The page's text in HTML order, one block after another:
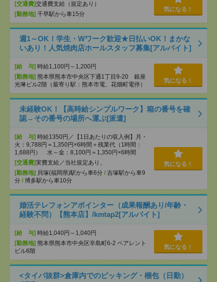
[交通費]交通費支給（規定あり）
[勤務地] 千早駅から車15分
気になる！
週1～OK！学生・Wワーク歓迎★日払いOK！まかな
いあり！人気焼肉店ホールスタッフ募集[アルバイト]
[給 与] 時給1,100円～1,200円
[勤務地] 熊本県熊本市中央区下通1丁目9-20 銀座
光琳ビル2階（最寄り駅：熊本市電、花畑町電停）
気になる！
未経験OK！【高時給シンプルワーク】箱の番号を確
認→その番号の場所へ運ぶ[派遣]
[給 与] 時給1350円／【1日あたりの収入例】月・
火：9,788円＝1,350円×6時間＋残業代（1時間：
1,688円） 水～金：8,100円＝1,350円×6時間
[交通費]実費支給／当社規定あり。
[勤務地] 貝塚(福岡県)駅から車6分 / 吉塚駅から車9
分 / 博多駅から車10分
気になる！
婚活テレフォンアポインター（成果報酬あり/年齢・
経験不問）【熊本店】/kmtap2[アルバイト]
[給 与] 時給1,040円～1,040円
[勤務地] 熊本県熊本市中央区辛島町6-2 ペアレント
ビル6階
気になる！
<タイパ抜群>倉庫内でのピッキング・梱包（日勤）